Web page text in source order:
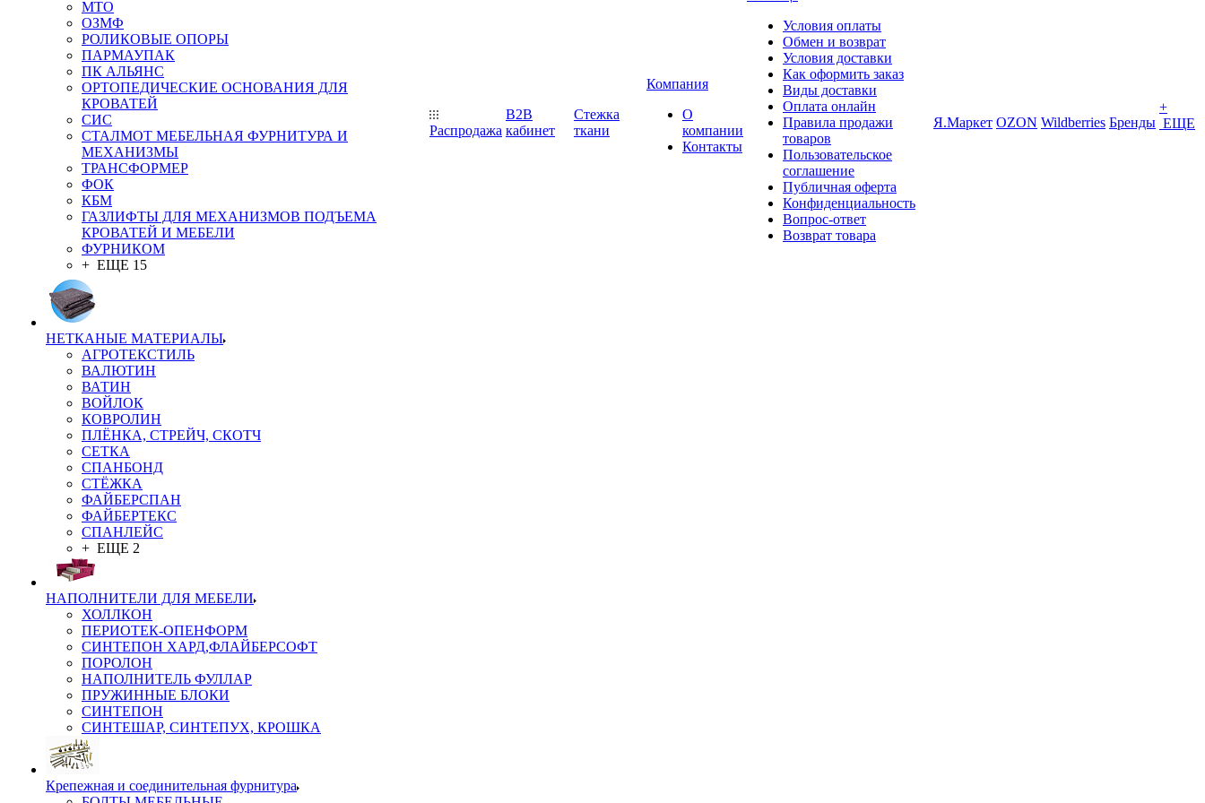
MTO
ОЗМФ
РОЛИКОВЫЕ ОПОРЫ
ПАРМАУПАК
ПК АЛЬЯНС
ОРТОПЕДИЧЕСКИЕ ОСНОВАНИЯ ДЛЯ
КРОВАТЕЙ
СИС
СТАЛМОТ МЕБЕЛЬНАЯ ФУРНИТУРА И
МЕХАНИЗМЫ
ТРАНСФОРМЕР
ФОК
КБМ
ГАЗЛИФТЫ ДЛЯ МЕХАНИЗМОВ ПОДЪЕМА
КРОВАТЕЙ И МЕБЕЛИ
ФУРНИКОМ
+ ЕЩЕ 15
НЕТКАНЫЕ МАТЕРИАЛЫ
АГРОТЕКСТИЛЬ
ВАЛЮТИН
ВАТИН
ВОЙЛОК
КОВРОЛИН
ПЛЁНКА, СТРЕЙЧ, СКОТЧ
СЕТКА
СПАНБОНД
СТЁЖКА
ФАЙБЕРСПАН
ФАЙБЕРТЕКС
СПАНЛЕЙС
+ ЕЩЕ 2
НАПОЛНИТЕЛИ ДЛЯ МЕБЕЛИ
ХОЛЛКОН
ПЕРИОТЕК-ОПЕНФОРМ
СИНТЕПОН ХАРД,ФЛАЙБЕРСОФТ
ПОРОЛОН
НАПОЛНИТЕЛЬ ФУЛЛАР
ПРУЖИННЫЕ БЛОКИ
СИНТЕПОН
СИНТЕШАР, СИНТЕПУХ, КРОШКА
Крепежная и соединительная фурнитура
Распродажа
B2B
кабинет
Стежка
ткани
Компания
О
компании
Контакты
Условия оплаты
Обмен и возврат
Условия доставки
Как оформить заказ
Виды доставки
Оплата онлайн
Правила продажи
товаров
Пользовательское
соглашение
Публичная оферта
Конфиденциальность
Вопрос-ответ
Возврат товара
Я.Маркет OZON Wildberries Бренды
+
ЕЩЕ